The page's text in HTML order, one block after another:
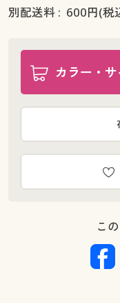
別配送料 : 600円(税
カラー・
こ